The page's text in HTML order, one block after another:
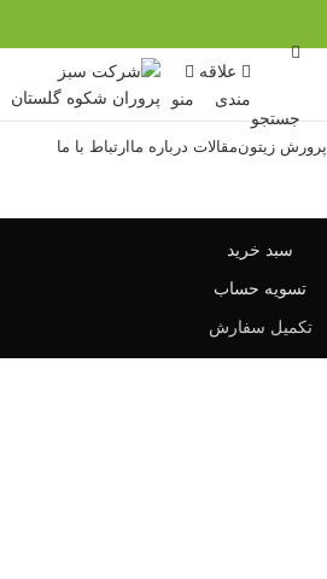
جستجو
علاقه
مندی
منو
پرورش زیتونمقالات درباره ماارتباط با ما
سبد خرید
تسویه حساب
تکمیل سفارش